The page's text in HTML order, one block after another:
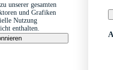
unserer gesamten
und Grafiken
Nutzung
enthalten.